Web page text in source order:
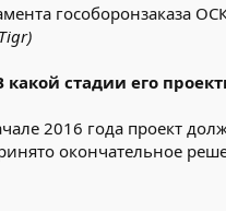
гособоронзаказа
стадии его
2016 года проект
окончательное